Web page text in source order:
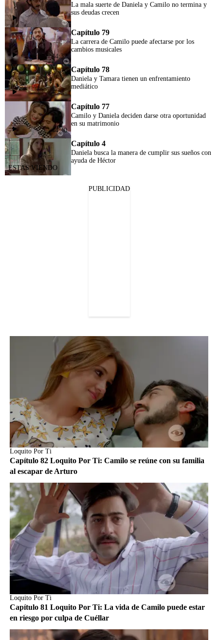
La mala suerte de Daniela y Camilo no termina y
sus deudas crecen
44:32
Capítulo 79
La carrera de Camilo puede afectarse por los
cambios musicales
Capítulo 78
Daniela y Tamara tienen un enfrentamiento
mediático
44:30
Capítulo 77
Camilo y Daniela deciden darse otra oportunidad
en su matrimonio
Capítulo 4
Daniela busca la manera de cumplir sus sueños con
ayuda de Héctor
PUBLICIDAD
Loquito Por Ti
Capítulo 82 Loquito Por Ti: Camilo se reúne con su familia
al escapar de Arturo
Loquito Por Ti
Capítulo 81 Loquito Por Ti: La vida de Camilo puede estar
en riesgo por culpa de Cuéllar